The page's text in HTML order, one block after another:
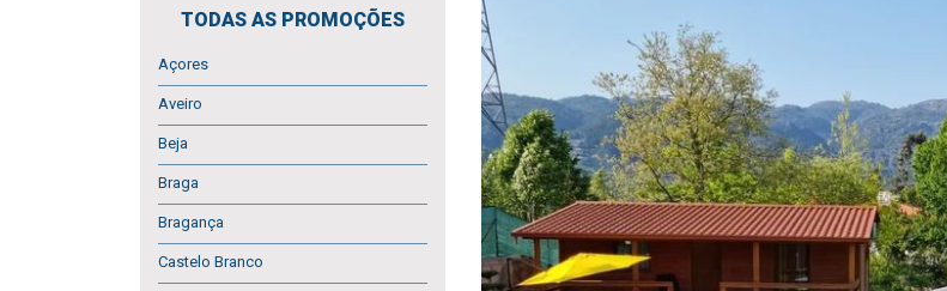
TODAS AS PROMOÇÕES
Açores
Aveiro
Beja
Braga
Bragança
Castelo Branco